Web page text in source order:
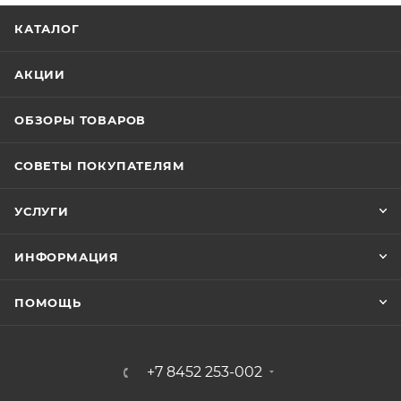
КАТАЛОГ
АКЦИИ
ОБЗОРЫ ТОВАРОВ
СОВЕТЫ ПОКУПАТЕЛЯМ
УСЛУГИ
ИНФОРМАЦИЯ
ПОМОЩЬ
+7 8452 253-002